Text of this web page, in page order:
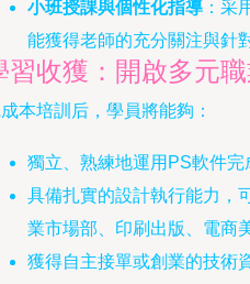
小班授課與個性化指導 ：采
能獲得老師的充分關注與針
習收獲：開啟多元
本培訓后，學員將能夠：
獨立、熟練地運用PS軟件
具備扎實的設計執行能力，
業市場部、印刷出版、電商
獲得自主接單或創業的技術